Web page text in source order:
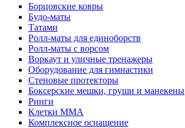
Борцовские ковры
Будо-маты
Татами
Ролл-маты для единоборств
Ролл-маты с ворсом
Воркаут и уличные тренажеры
Оборудование для гимнастики
Стеновые протекторы
Боксерские мешки, груши и манекены
Ринги
Клетки ММА
Комплексное оснащение